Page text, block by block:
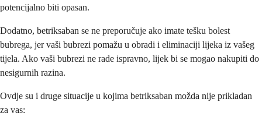
potencijalno biti opasan.
Dodatno, betriksaban se ne preporučuje ako imate tešku bolest
bubrega, jer vaši bubrezi pomažu u obradi i eliminaciji lijeka iz vašeg
tijela. Ako vaši bubrezi ne rade ispravno, lijek bi se mogao nakupiti do
nesigurnih razina.
Ovdje su i druge situacije u kojima betriksaban možda nije prikladan
za vas: